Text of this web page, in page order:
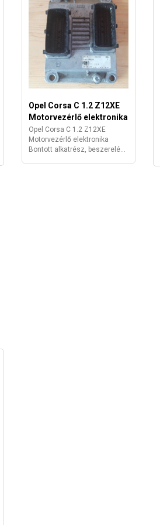
Opel Corsa C 1.2 Z12XE
Motorvezérlő elektronika
Opel Corsa C 1.2 Z12XE
Motorvezérlő elektronika
Bontott alkatrész, beszerelé...